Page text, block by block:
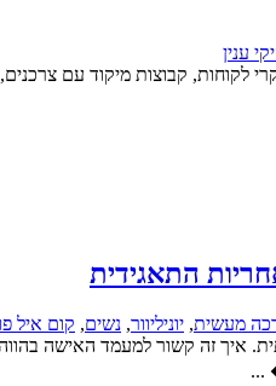
ענין
לקוחות, קבוצות מיקוד עם
התאגידית
מעשית, יוניליוור, נשים, קום איל
...